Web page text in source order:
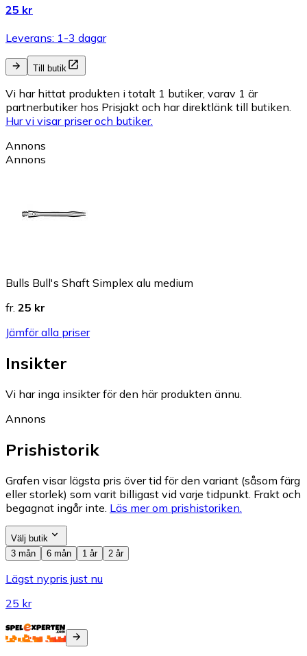
25 kr
Leverans: 1-3 dagar
Till butik
Vi har hittat produkten i totalt 1 butiker, varav 1 är
partnerbutiker hos Prisjakt och har direktlänk till butiken.
Hur vi visar priser och butiker.
Annons
Annons
Bulls Bull's Shaft Simplex alu medium
fr. 25 kr
Jämför alla priser
Insikter
Vi har inga insikter för den här produkten ännu.
Annons
Prishistorik
Grafen visar lägsta pris över tid för den variant (såsom färg
eller storlek) som varit billigast vid varje tidpunkt. Frakt och
begagnat ingår inte. Läs mer om prishistoriken.
Välj butik
3 mån
6 mån 1 år 2 år
Lägst nypris just nu
25 kr